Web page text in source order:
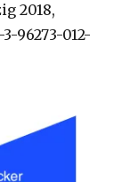
2018,
96273-012-